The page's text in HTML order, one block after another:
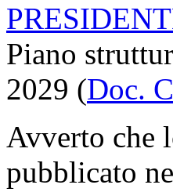
Piano
2029 (Doc.
Avverto che
pubblicato